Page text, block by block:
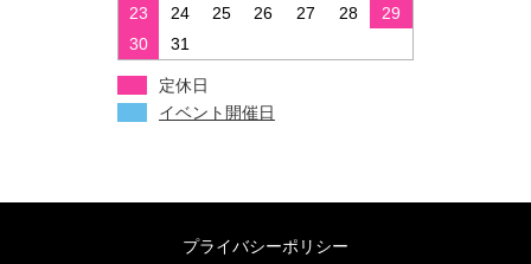
23
24 25 26 27 28
29
30
31
定休日
イベント開催日
プライバシーポリシー